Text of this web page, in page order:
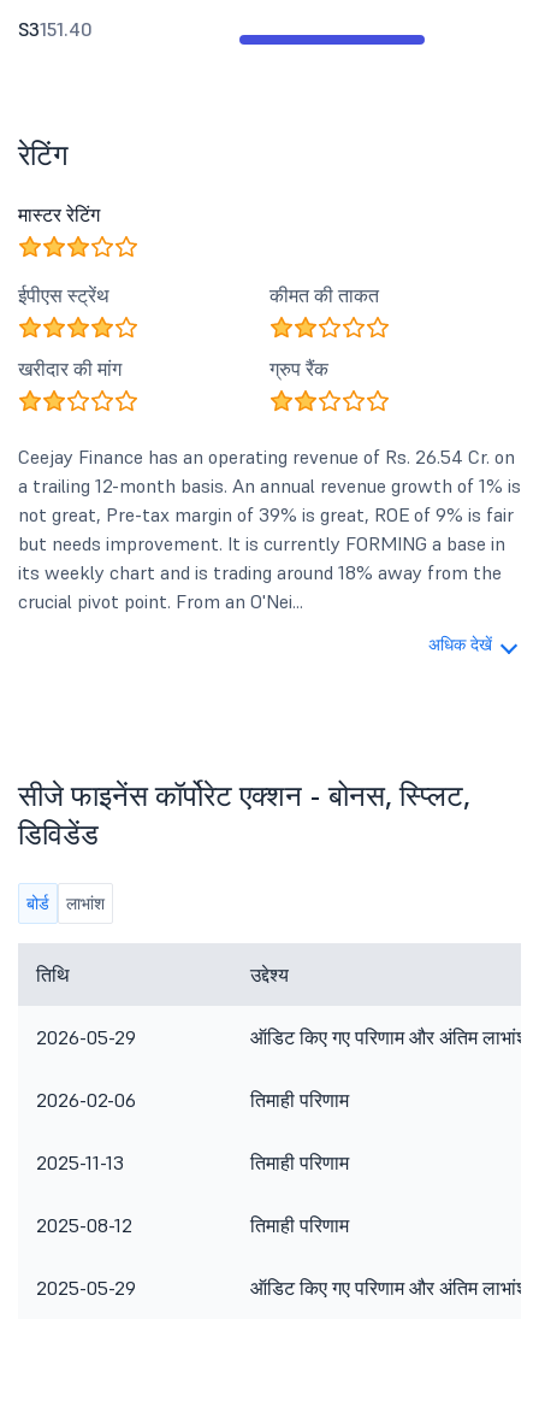
S3151.40
रेटिंग
मास्टर रेटिंग
ईपीएस स्ट्रेंथ कीमत की ताकत
खरीदार की मांग ग्रुप रैंक
Ceejay Finance has an operating revenue of Rs. 26.54 Cr. on
a trailing 12-month basis. An annual revenue growth of 1% is
not great, Pre-tax margin of 39% is great, ROE of 9% is fair
but needs improvement. It is currently FORMING a base in
its weekly chart and is trading around 18% away from the
crucial pivot point. From an O'Nei...
अधिक देखें
सीजे फाइनेंस कॉर्पोरेट एक्शन - बोनस, स्प्लिट,
डिविडेंड
बोर्ड लाभांश
तिथि उद्देश्य
2026-05-29 ऑडिट किए गए परिणाम और अंतिम लाभांश
2026-02-06 तिमाही परिणाम
2025-11-13 तिमाही परिणाम
2025-08-12 तिमाही परिणाम
2025-05-29 ऑडिट किए गए परिणाम और अंतिम लाभांश